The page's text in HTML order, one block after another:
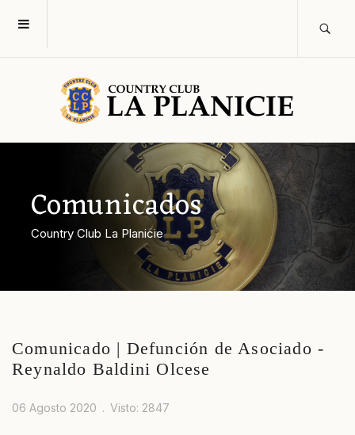
Comunicados
Country Club La Planicie
Comunicado | Defunción de Asociado -
Reynaldo Baldini Olcese
06 Agosto 2020 Visto: 2847